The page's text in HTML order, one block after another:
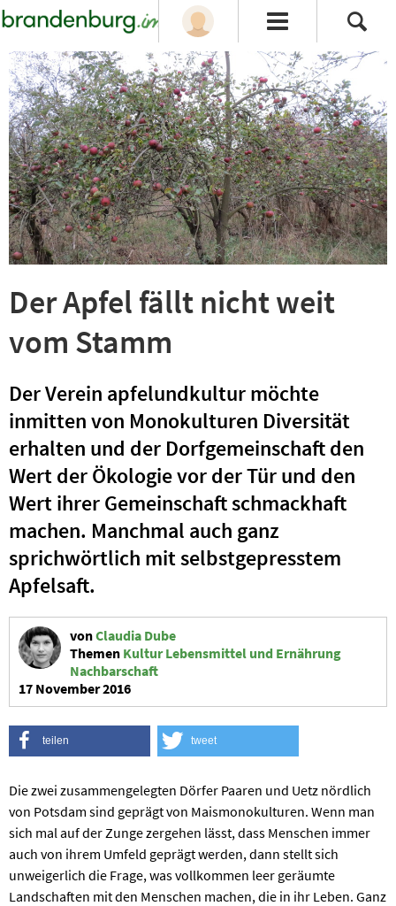
Der Apfel fällt nicht weit
vom Stamm
Der Verein apfelundkultur möchte
inmitten von Monokulturen Diversität
erhalten und der Dorfgemeinschaft den
Wert der Ökologie vor der Tür und den
Wert ihrer Gemeinschaft schmackhaft
machen. Manchmal auch ganz
sprichwörtlich mit selbstgepresstem
Apfelsaft.
vonClaudia Dube
Themen Kultur Lebensmittel und Ernährung
Nachbarschaft
17 November 2016
teilen tweet
Die zwei zusammengelegten Dörfer Paaren und Uetz nördlich
von Potsdam sind geprägt von Maismonokulturen. Wenn man
sich mal auf der Zunge zergehen lässt, dass Menschen immer
auch von ihrem Umfeld geprägt werden, dann stellt sich
unweigerlich die Frage, was vollkommen leer geräumte
Landschaften mit den Menschen machen, die in ihr Leben. Ganz